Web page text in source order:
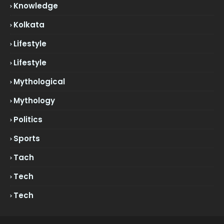
Knowledge
Kolkata
Lifestyle
Lifestyle
Mythological
Mythology
Politics
Sports
Tach
Tech
Tech